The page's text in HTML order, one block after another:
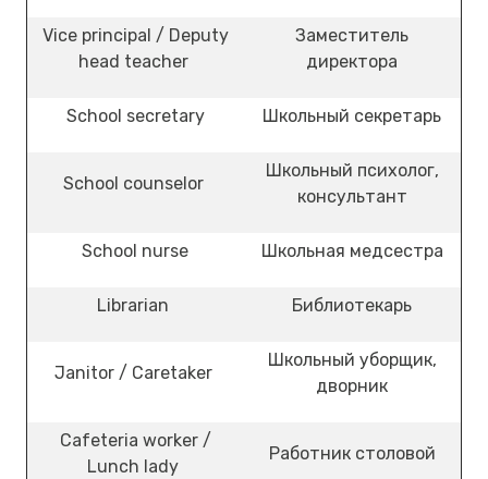
Vice principal / Deputy
head teacher
Заместитель
директора
School secretary Школьный секретарь
School counselor
Школьный психолог,
консультант
School nurse Школьная медсестра
Librarian Библиотекарь
Janitor / Caretaker
Школьный уборщик,
дворник
Cafeteria worker /
Lunch lady
Работник столовой